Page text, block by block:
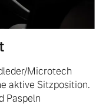
Microtech
aktive Sitzposition.
Paspeln